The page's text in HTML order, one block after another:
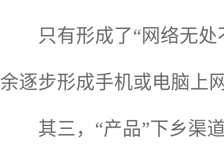
只有形成了“网络无处
余逐步形成手机或电脑上
其三，“产品”下乡渠道